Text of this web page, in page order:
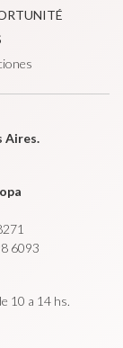
Aires.
6093
10 a 14 hs.